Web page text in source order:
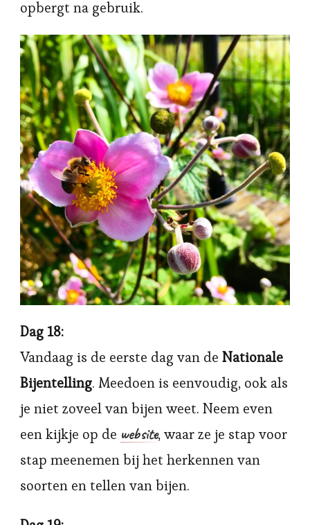
opbergt na gebruik.
Dag 18:
Vandaag is de eerste dag van de Nationale
Bijentelling. Meedoen is eenvoudig, ook als
je niet zoveel van bijen weet. Neem even
een kijkje op de website, waar ze je stap voor
stap meenemen bij het herkennen van
soorten en tellen van bijen.